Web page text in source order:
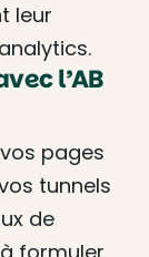
leur
l’AB
pages
tunnels
de